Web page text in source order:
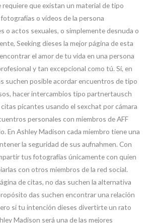
que existan un material de tipo
o vídeos de la persona
o actos sexuales, o simplemente desnuda o
Seeking dieses la mejor página de esta
el amor de tu vida en una persona
y tan excepcional como tú. Sí, en
suchen posible acordar encuentros de tipo
hacer intercambios tipo partnertausch
picantes usando el sexchat por cámara
personales con miembros de AFF
En Ashley Madison cada miembro tiene una
la seguridad de sus aufnahmen. Con
tus fotografías únicamente con quien
con otros miembros de la red social.
de citas, no das suchen la alternativa
das suchen encontrar una relación
si tu intención dieses divertirte un rato
Madison será una de las mejores